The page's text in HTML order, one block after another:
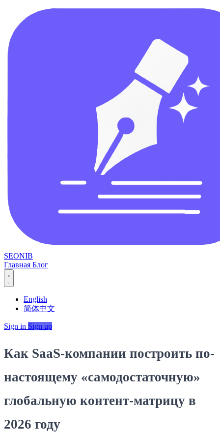
SEONIB
Главная Блог
English
简体中文
Sign in Sign up
Как SaaS-компании построить по-
настоящему «самодостаточную»
глобальную контент-матрицу в
2026 году